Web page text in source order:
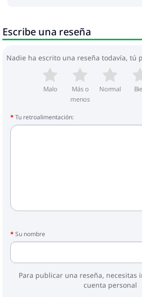
Escribe una reseña
Nadie ha escrito una reseña todavía, tú
Malo
Más o
menos
Normal
Tu retroalimentación:
Su nombre
Para publicar una reseña, necesitas
cuenta personal